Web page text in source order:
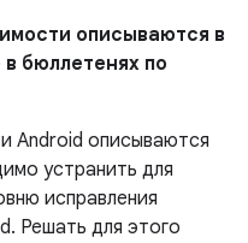
описываются в
бюллетенях по
Android описываются
устранить для
исправления
Решать для этого